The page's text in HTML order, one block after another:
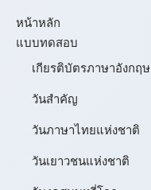
หน้าหลัก
แบบทดสอบ
เกียรติบัตรภาษาอังกฤษ
วันสำคัญ
วันภาษาไทยแห่งชาติ
วันเยาวชนแห่งชาติ